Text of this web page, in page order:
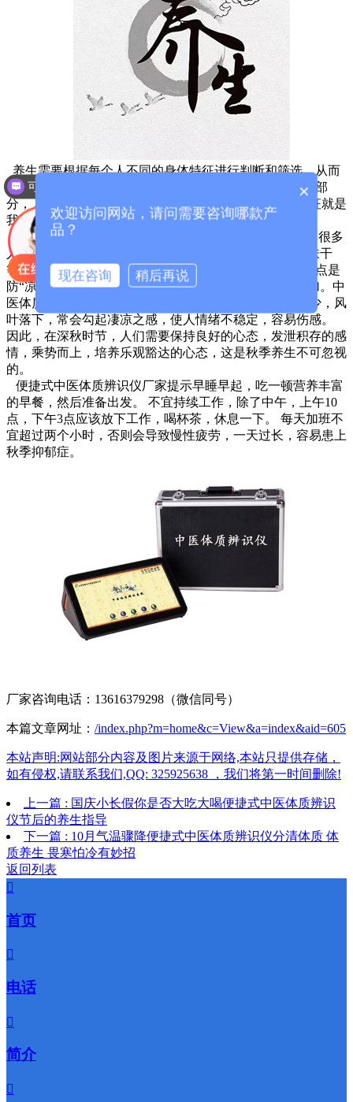
养生需要根据每个人不同的身体特征进行判断和筛选，从而
有明确的目的，正确调理。
作为不断变化的自然界的一部
分，人有自己的特点和差异。根据中医的说法，这一特征就是
我们所说的体质。
寒露过后，雨水少，天气干燥，白天炎热，夜晚凉爽。 很多
人会出现中医上越“凉燥”的症状，即喉咙干、鼻干、皮肤干
等。 苏教授表示，寒露养生不同于秋分。 寒露养生的要点是
防“凉燥”，从养阴防燥、润肺益胃。秋天忧郁症明显增加。中
医体质辨识仪系统厂家由于晚秋气候逐渐寒冷，阳光减少，风
叶落下，常会勾起凄凉之感，使人情绪不稳定，容易伤感。
因此，在深秋时节，人们需要保持良好的心态，发泄积存的感
情，乘势而上，培养乐观豁达的心态，这是秋季养生不可忽视
的。
便捷式中医体质辨识仪厂家提示早睡早起，吃一顿营养丰富
的早餐，然后准备出发。 不宜持续工作，除了中午，上午10
点，下午3点应该放下工作，喝杯茶，休息一下。 每天加班不
宜超过两个小时，否则会导致慢性疲劳，一天过长，容易患上
秋季抑郁症。
厂家咨询电话：13616379298（微信同号）
本篇文章网址： /index.php?m=home&c=View&a=index&aid=605
本站声明:网站部分内容及图片来源于网络,本站只提供存储，
如有侵权,请联系我们,QQ: 325925638 ，我们将第一时间删除!
上一篇 : 国庆小长假你是否大吃大喝便捷式中医体质辨识
仪节后的养生指导
下一篇 : 10月气温骤降便捷式中医体质辨识仪分清体质 体
质养生 畏寒怕冷有妙招
返回列表

首页

电话

简介

×
欢迎访问网站，请问需要咨询哪款产
品？
现在咨询 稍后再说